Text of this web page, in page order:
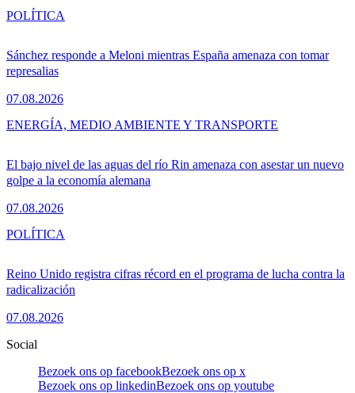
Sánchez responde a Meloni mientras España amenaza con tomar
represalias
07.08.2026
POLÍTICA
El bajo nivel de las aguas del río Rin amenaza con asestar un nuevo
golpe a la economía alemana
07.08.2026
ENERGÍA, MEDIO AMBIENTE Y TRANSPORTE
Reino Unido registra cifras récord en el programa de lucha contra la
radicalización
07.08.2026
POLÍTICA
Social
Bezoek ons op facebookBezoek ons op x
Bezoek ons op linkedinBezoek ons op youtube